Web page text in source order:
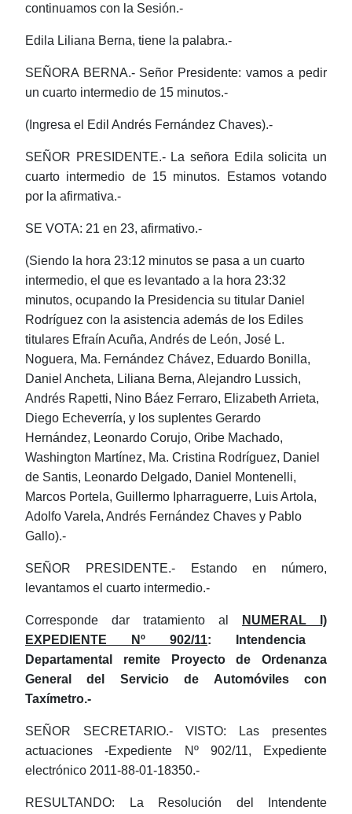
continuamos con la Sesión.-
Edila Liliana Berna, tiene la palabra.-
SEÑORA BERNA.- Señor Presidente: vamos a pedir
un cuarto intermedio de 15 minutos.-
(Ingresa el Edil Andrés Fernández Chaves).-
SEÑOR PRESIDENTE.- La señora Edila solicita un
cuarto intermedio de 15 minutos. Estamos votando
por la afirmativa.-
SE VOTA: 21 en 23, afirmativo.-
(Siendo la hora 23:12 minutos se pasa a un cuarto
intermedio, el que es levantado a la hora 23:32
minutos, ocupando la Presidencia su titular Daniel
Rodríguez con la asistencia además de los Ediles
titulares Efraín Acuña, Andrés de León, José L.
Noguera, Ma. Fernández Chávez, Eduardo Bonilla,
Daniel Ancheta, Liliana Berna, Alejandro Lussich,
Andrés Rapetti, Nino Báez Ferraro, Elizabeth Arrieta,
Diego Echeverría, y los suplentes Gerardo
Hernández, Leonardo Corujo, Oribe Machado,
Washington Martínez, Ma. Cristina Rodríguez, Daniel
de Santis, Leonardo Delgado, Daniel Montenelli,
Marcos Portela, Guillermo Ipharraguerre, Luis Artola,
Adolfo Varela, Andrés Fernández Chaves y Pablo
Gallo).-
SEÑOR PRESIDENTE.- Estando en número,
levantamos el cuarto intermedio.-
Corresponde dar tratamiento al
NUMERAL I)
EXPEDIENTE Nº 902/11: Intendencia
Departamental remite Proyecto de Ordenanza
General del Servicio de Automóviles con
Taxímetro.-
SEÑOR SECRETARIO.- VISTO: Las presentes
actuaciones -Expediente Nº 902/11, Expediente
electrónico 2011-88-01-18350.-
RESULTANDO: La Resolución del Intendente